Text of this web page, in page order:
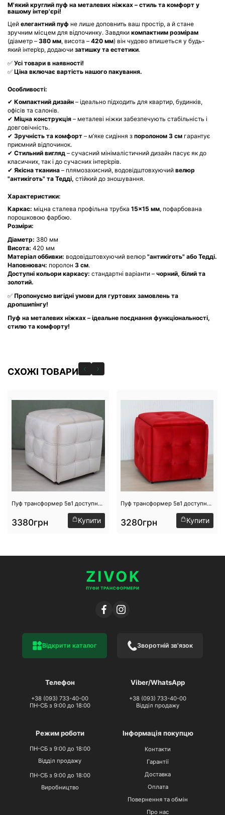
М'який круглий пуф на металевих ніжках – стиль та комфорт у
вашому інтер'єрі!
Цей елегантний пуф не лише доповнить ваш простір, а й стане
зручним місцем для відпочинку. Завдяки компактним розмірам
(діаметр – 380 мм, висота – 420 мм) він чудово впишеться у будь-
який інтер’єр, додаючи затишку та естетики.
✅ Усі товари в наявності!
✅ Ціна включає вартість нашого пакування.
Особливості:
✔ Компактний дизайн – ідеально підходить для квартир, будинків,
офісів та салонів.
✔ Міцна конструкція – металеві ніжки забезпечують стабільність і
довговічність.
✔ Зручність та комфорт – м’яке сидіння з поролоном 3 см гарантує
приємний відпочинок.
✔ Стильний вигляд – сучасний мінімалістичний дизайн пасує як до
класичних, так і до сучасних інтер’єрів.
✔ Якісна тканина – плямозахисний, водовідштовхуючий велюр
"антикіготь" та Тедді, стійкий до зношування.
Характеристики:
Каркас: міцна сталева профільна трубка 15×15 мм, пофарбована
порошковою фарбою.
Розміри:
Діаметр: 380 мм
Висота: 420 мм
Матеріал оббивки: водовідштовхуючий велюр "антикіготь" або Тедді.
Наповнювач: поролон 3 см.
Доступні кольори каркасу: стандартні варіанти – чорний, білий та
золотий.
✅ Пропонуємо вигідні умови для гуртових замовлень та
дропшипінгу!
Пуф на металевих ніжках – ідеальне поєднання функціональності,
стилю та комфорту!
СХОЖІ ТОВАРИ
Пуф трансформер 5в1 доступний на складі №11
3380грн Купити
Пуф трансформер 5в1 доступний на складі №17
3280грн Купити
Телефон
+38 (093) 733-40-00
ПН-СБ з 9:00 до 18:00
Viber/WhatsApp
+38 (093) 733-40-00
Відділ продажу
Режим роботи
ПН-СБ з 9:00 до 18:00
Відділ продажу
ПН-СБ з 9:00 до 18:00
Виробництво
Інформація покупцю
Контакти
Гарантії
Доставка
Оплата
Повернення та обмін
Про нас
Відкрити каталог Зворотній зв'язок